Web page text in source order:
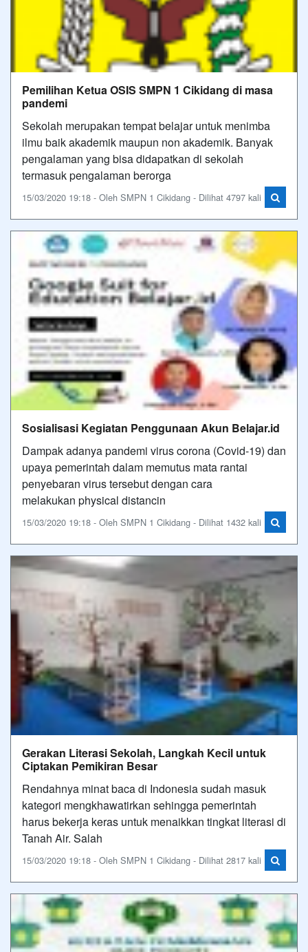
Pemilihan Ketua OSIS SMPN 1 Cikidang di masa
pandemi
Sekolah merupakan tempat belajar untuk menimba
ilmu baik akademik maupun non akademik. Banyak
pengalaman yang bisa didapatkan di sekolah
termasuk pengalaman berorga
15/03/2020 19:18 - Oleh SMPN 1 Cikidang - Dilihat 4797 kali
Sosialisasi Kegiatan Penggunaan Akun Belajar.id
Dampak adanya pandemi virus corona (Covid-19) dan
upaya pemerintah dalam memutus mata rantai
penyebaran virus tersebut dengan cara
melakukan physical distancin
15/03/2020 19:18 - Oleh SMPN 1 Cikidang - Dilihat 1432 kali
Gerakan Literasi Sekolah, Langkah Kecil untuk
Ciptakan Pemikiran Besar
Rendahnya minat baca di Indonesia sudah masuk
kategori mengkhawatirkan sehingga pemerintah
harus bekerja keras untuk menaikkan tingkat literasi di
Tanah Air. Salah
15/03/2020 19:18 - Oleh SMPN 1 Cikidang - Dilihat 2817 kali